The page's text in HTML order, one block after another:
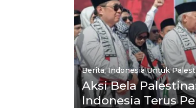
Berita,Indonesia Untuk
Aksi Bela
Indonesia Terus